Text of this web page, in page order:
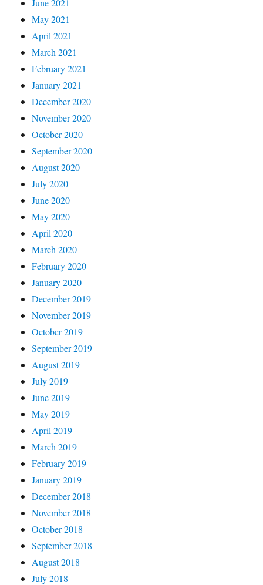
May 2021
April 2021
March 2021
February 2021
January 2021
December 2020
November 2020
October 2020
September 2020
August 2020
July 2020
June 2020
May 2020
April 2020
March 2020
February 2020
January 2020
December 2019
November 2019
October 2019
September 2019
August 2019
July 2019
June 2019
May 2019
April 2019
March 2019
February 2019
January 2019
December 2018
November 2018
October 2018
September 2018
August 2018
July 2018